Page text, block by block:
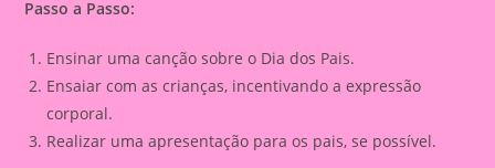
Passo a Passo:
Ensinar uma canção sobre o Dia dos Pais.
Ensaiar com as crianças, incentivando a expressão
corporal.
Realizar uma apresentação para os pais, se possível.